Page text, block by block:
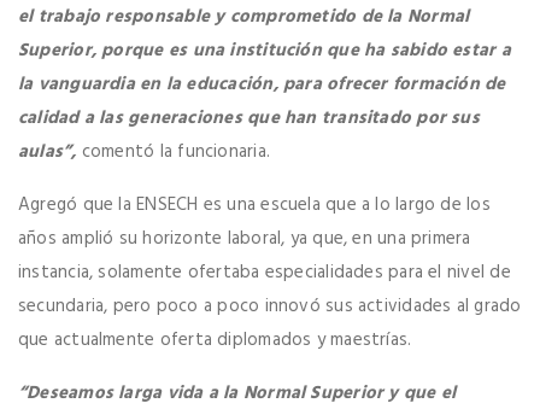
el trabajo responsable y comprometido de la Normal
Superior, porque es una institución que ha sabido estar a
la vanguardia en la educación, para ofrecer formación de
calidad a las generaciones que han transitado por sus
aulas”, comentó la funcionaria.
Agregó que la ENSECH es una escuela que a lo largo de los
años amplió su horizonte laboral, ya que, en una primera
instancia, solamente ofertaba especialidades para el nivel de
secundaria, pero poco a poco innovó sus actividades al grado
que actualmente oferta diplomados y maestrías.
“Deseamos larga vida a la Normal Superior y que el